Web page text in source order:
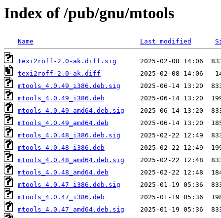
Index of /pub/gnu/mtools
Name Last modified
texi2roff-2.0-ak.diff.sig
texi2roff-2.0-ak.diff
mtools_4.0.49_i386.deb.sig
mtools_4.0.49_i386.deb
mtools_4.0.49_amd64.deb.sig
mtools_4.0.49_amd64.deb
mtools_4.0.48_i386.deb.sig
mtools_4.0.48_i386.deb
mtools_4.0.48_amd64.deb.sig
mtools_4.0.48_amd64.deb
mtools_4.0.47_i386.deb.sig
mtools_4.0.47_i386.deb
mtools_4.0.47_amd64.deb.sig